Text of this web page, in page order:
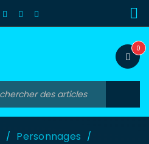
0
/ Personnages /